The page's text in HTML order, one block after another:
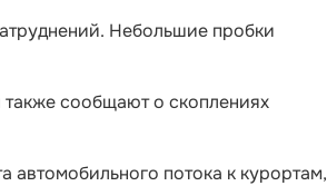
Небольшие пробки
сообщают о скоплениях
автомобильного потока к курортам,